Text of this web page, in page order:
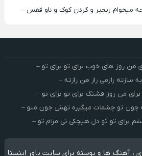
میخوام زﻧﺠﻴﺮ و ﮔﺮدن ﻛﻮک و ﻧﺎو ﻗﻔﺲ –
من روز های خوب برای تو برای تو –
سازته رازمی راز من رازته –
من روز قشنگ برای تو برای تو –
جون تو چشمات میگیره تهش جون منو –
برای تو تو دل هیچکی نی مرام تو –
آهنگ ها و پوسته برای سایت پاور اینستا